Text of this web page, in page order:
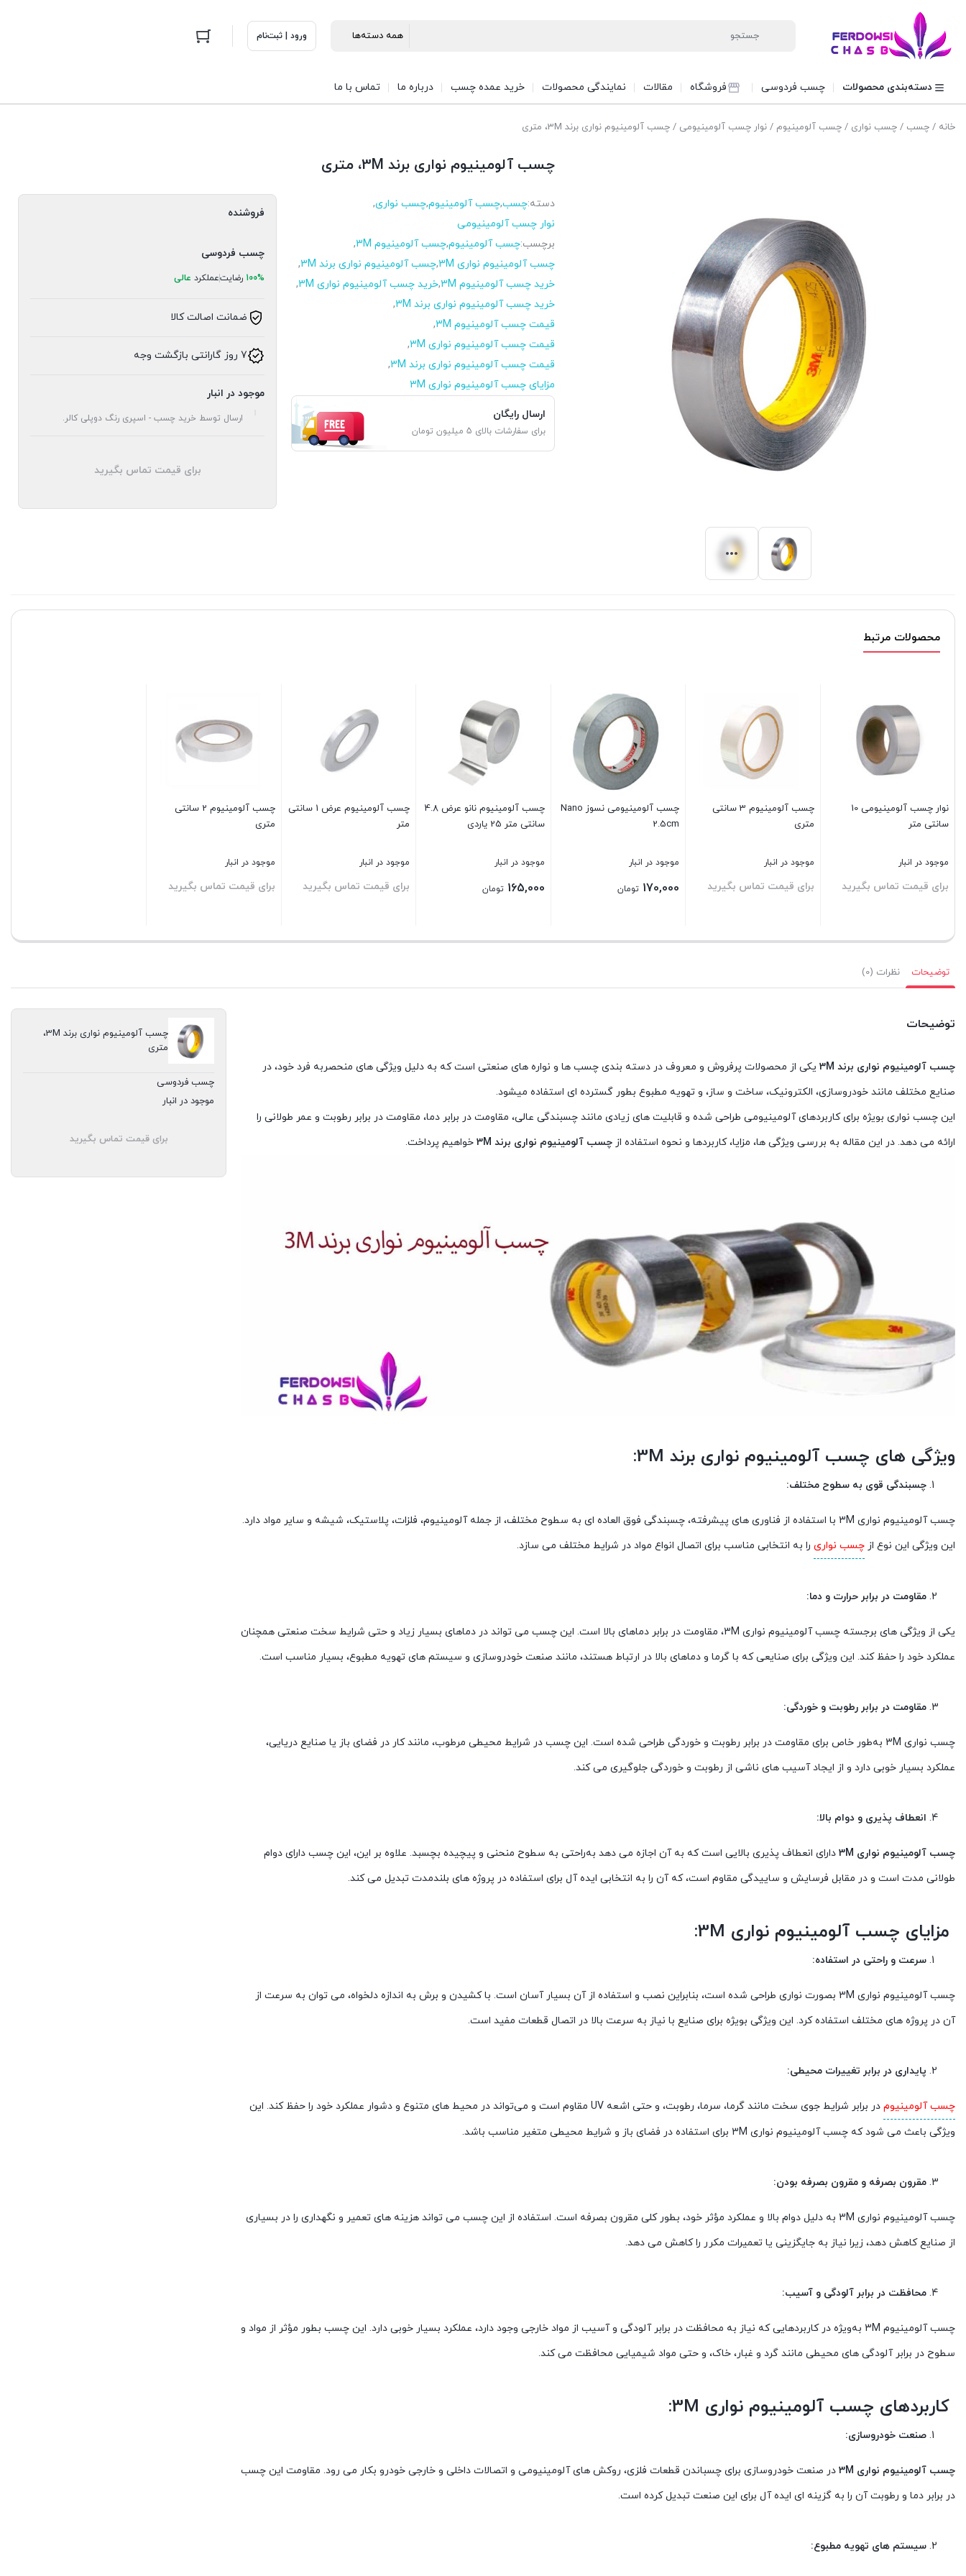
ورود | ثبت‌نام
دسته‌بندی محصولات چسب فردوسی فروشگاه مقالات نمایندگی محصولات خرید عمده چسب درباره ما تماس با ما
خانه / چسب / چسب نواری / چسب آلومینیوم / نوار چسب آلومینیومی / چسب آلومینیوم نواری برند 3M، متری
چسب آلومینیوم نواری برند 3M، متری
دسته:چسب,چسب آلومینیوم,چسب نواری,
نوار چسب آلومینیومی
برچسب:چسب آلومینیوم,چسب آلومینیوم 3M
,
چسب آلومینیوم نواری 3M
,چسب آلومینیوم نواری برند 3M
,
خرید چسب آلومینیوم 3M
,خرید چسب آلومینیوم نواری 3M
,
خرید چسب آلومینیوم نواری برند 3M
,
قیمت چسب آلومینیوم 3M
,
قیمت چسب آلومینیوم نواری 3M
,
قیمت چسب آلومینیوم نواری برند 3M
,
مزایای چسب آلومینیوم نواری 3M
ارسال رایگان
برای سفارشات بالای 5 میلیون تومان
فروشنده
چسب فردوسی
100% رضایتعملکرد عالی
ضمانت اصالت کالا
7 روز گارانتی بازگشت وجه
موجود در انبار
ارسال توسط خرید چسب - اسپری رنگ دوپلی کالر.
برای قیمت تماس بگیرید
محصولات مرتبط
نوار چسب آلومینیومی 10
سانتی متر
موجود در انبار
برای قیمت تماس بگیرید
بستن
چسب آلومینیوم 3 سانتی
متری
موجود در انبار
برای قیمت تماس بگیرید
بستن
چسب آلومینیومی نسوز Nano
2.5cm
موجود در انبار
170,000 تومان
بستن
چسب آلومینیوم نانو عرض 4.8
سانتی متر 25 یاردی
موجود در انبار
165,000 تومان
بستن
چسب آلومینیوم عرض 1 سانتی
متر
موجود در انبار
برای قیمت تماس بگیرید
بستن
چسب آلومینیوم 2 سانتی
متری
موجود در انبار
برای قیمت تماس بگیرید
بستن
توضیحات نظرات (0)
توضیحات
چسب آلومینیوم نواری برند 3M
یکی از محصولات پرفروش و معروف در دسته بندی چسب ها و نواره های صنعتی است که به دلیل ویژگی های منحصربه فرد خود، در
صنایع مختلف مانند خودروسازی، الکترونیک، ساخت و ساز، و تهویه مطبوع بطور گسترده ای استفاده میشود.
این چسب نواری بویژه برای کاربردهای آلومینیومی طراحی شده و قابلیت های زیادی مانند چسبندگی عالی، مقاومت در برابر دما، مقاومت در برابر رطوبت و عمر طولانی را
ارائه می دهد. در این مقاله به بررسی ویژگی ها، مزایا، کاربردها و نحوه استفاده از چسب آلومینیوم نواری برند 3M خواهیم پرداخت.
ویژگی های چسب آلومینیوم نواری برند 3M:
چسبندگی قوی به سطوح مختلف:
چسب آلومینیوم نواری 3M با استفاده از فناوری های پیشرفته، چسبندگی فوق العاده ای به سطوح مختلف، از جمله آلومینیوم، فلزات، پلاستیک، شیشه و سایر مواد دارد.
این ویژگی این نوع از چسب نواری را به انتخابی مناسب برای اتصال انواع مواد در شرایط مختلف می سازد.
مقاومت در برابر حرارت و دما:
یکی از ویژگی های برجسته چسب آلومینیوم نواری 3M، مقاومت در برابر دماهای بالا است. این چسب می تواند در دماهای بسیار زیاد و حتی شرایط سخت صنعتی همچنان
عملکرد خود را حفظ کند. این ویژگی برای صنایعی که با گرما و دماهای بالا در ارتباط هستند، مانند صنعت خودروسازی و سیستم های تهویه مطبوع، بسیار مناسب است.
مقاومت در برابر رطوبت و خوردگی:
چسب نواری 3M به‌طور خاص برای مقاومت در برابر رطوبت و خوردگی طراحی شده است. این چسب در شرایط محیطی مرطوب، مانند کار در فضای باز یا صنایع دریایی،
عملکرد بسیار خوبی دارد و از ایجاد آسیب های ناشی از رطوبت و خوردگی جلوگیری می کند.
انعطاف پذیری و دوام بالا:
چسب آلومینیوم نواری 3M
دارای انعطاف پذیری بالایی است که به آن اجازه می دهد به‌راحتی به سطوح منحنی و پیچیده بچسبد. علاوه بر این، این چسب دارای دوام
طولانی مدت است و در مقابل فرسایش و ساییدگی مقاوم است، که آن را به انتخابی ایده آل برای استفاده در پروژه های بلندمدت تبدیل می کند.
مزایای چسب آلومینیوم نواری 3M:
سرعت و راحتی در استفاده:
چسب آلومینیوم نواری 3M بصورت نواری طراحی شده است، بنابراین نصب و استفاده از آن بسیار آسان است. با کشیدن و برش به اندازه دلخواه، می توان به سرعت از
آن در پروژه های مختلف استفاده کرد. این ویژگی بویژه برای صنایع با نیاز به سرعت بالا در اتصال قطعات مفید است.
پایداری در برابر تغییرات محیطی:
چسب آلومینیوم
در برابر شرایط جوی سخت مانند گرما، سرما، رطوبت، و حتی اشعه UV مقاوم است و می‌تواند در محیط های متنوع و دشوار عملکرد خود را حفظ کند. این
ویژگی باعث می شود که چسب آلومینیوم نواری 3M برای استفاده در فضای باز و شرایط محیطی متغیر مناسب باشد.
مقرون بصرفه و مقرون بصرفه بودن:
چسب آلومینیوم نواری 3M به دلیل دوام بالا و عملکرد مؤثر خود، بطور کلی مقرون بصرفه است. استفاده از این چسب می تواند هزینه های تعمیر و نگهداری را در بسیاری
از صنایع کاهش دهد، زیرا نیاز به جایگزینی یا تعمیرات مکرر را کاهش می دهد.
محافظت در برابر آلودگی و آسیب:
چسب آلومینیوم 3M به‌ویژه در کاربردهایی که نیاز به محافظت در برابر آلودگی و آسیب از مواد خارجی وجود دارد، عملکرد بسیار خوبی دارد. این چسب بطور مؤثر از مواد و
سطوح در برابر آلودگی های محیطی مانند گرد و غبار، خاک، و حتی مواد شیمیایی محافظت می کند.
کاربردهای چسب آلومینیوم نواری 3M:
صنعت خودروسازی:
چسب آلومینیوم نواری 3M
در صنعت خودروسازی برای چسباندن قطعات فلزی، روکش های آلومینیومی و اتصالات داخلی و خارجی خودرو بکار می رود. مقاومت این چسب
در برابر دما و رطوبت آن را به گزینه ای ایده آل برای این صنعت تبدیل کرده است.
سیستم های تهویه مطبوع:
چسب آلومینیوم نواری برند 3M،
متری
چسب فردوسی
موجود در انبار
برای قیمت تماس بگیرید